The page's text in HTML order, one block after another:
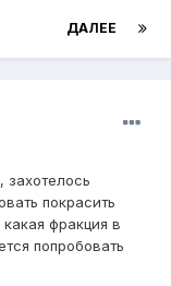
ДАЛЕЕ
захотелось
покрасить
фракция в
попробовать